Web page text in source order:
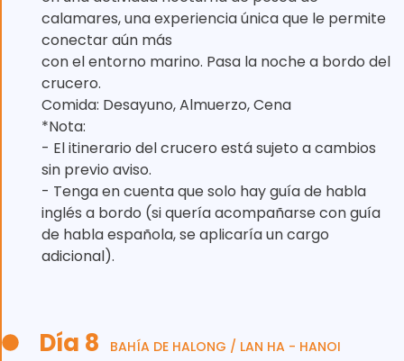
calamares, una experiencia única que le permite
conectar aún más
con el entorno marino. Pasa la noche a bordo del
crucero.
Comida: Desayuno, Almuerzo, Cena
*Nota:
- El itinerario del crucero está sujeto a cambios
sin previo aviso.
- Tenga en cuenta que solo hay guía de habla
inglés a bordo (si quería acompañarse con guía
de habla española, se aplicaría un cargo
adicional).
Día 8 BAHÍA DE HALONG / LAN HA - HANOI